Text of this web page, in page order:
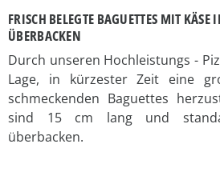
FRISCH BELEGTE BAGUETTES MIT KÄSE
ÜBERBACKEN
Durch unseren Hochleistungs -
Lage, in kürzester Zeit eine
schmeckenden Baguettes
sind 15 cm lang und
überbacken.